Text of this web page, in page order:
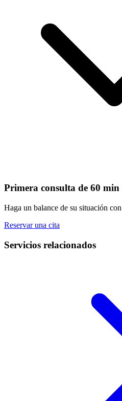
Primera consulta de 60
Haga un balance de su situación
Reservar una cita
Servicios relacionados